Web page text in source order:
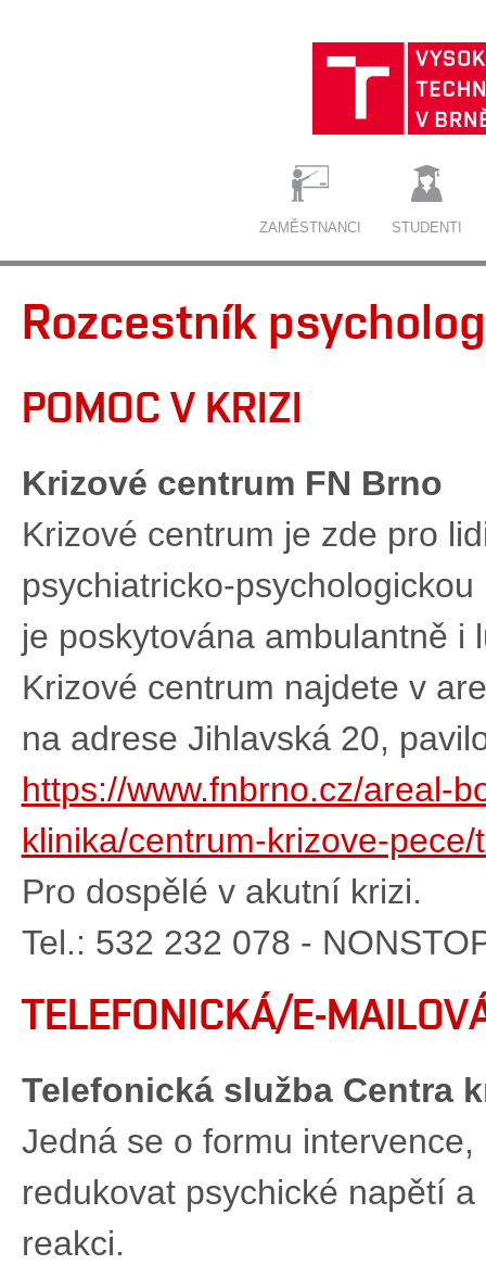
ZAMĚSTNANCI STUDENTI
Rozcestník
POMOC V KRIZI
Krizové centrum FN Brno
Krizové centrum je zde pro
psychiatricko-
je poskytována ambulantně i
Krizové centrum najdete v
na adrese Jihlavská 20,
https://www.fnbrno.cz/areal-
klinika/centrum-krizove-pece/
Pro dospělé v akutní krizi.
Tel.: 532 232 078 -
TELEFONICKÁ/E-
Telefonická služba Centra
Jedná se o formu
redukovat psychické napětí
reakci.